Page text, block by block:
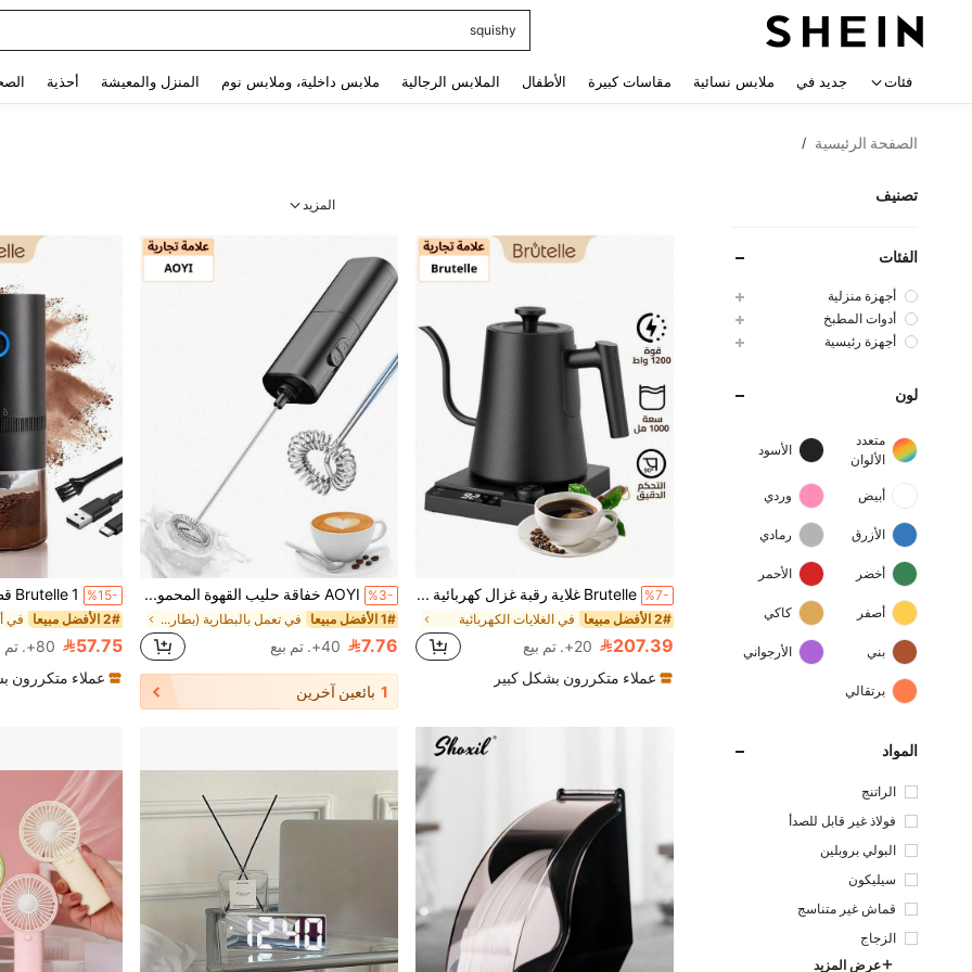
squishy
فئات جديد في ملابس نسائية مقاسات كبيرة الأطفال الملابس الرجالية ملابس داخلية، وملابس نوم المنزل والمعيشة أحذية
الصفحة الرئيسية /
تصنيف
الفئات
أجهزة منزلية
أدوات المطبخ
أجهزة رئيسية
لون
متعدد
الألوان
الأسود
أبيض وردي
الأزرق رمادي
أخضر الأحمر
أصفر كاكي
بني الأرجواني
برتقالي
المواد
الراتنج
فولاذ غير قابل للصدأ
البولي بروبلين
سيليكون
قماش غير متناسج
الزجاج
عرض المزيد
المزيد
%7- Brutelle غلاية رقبة غزال كهربائية سريعة التسخين 1200 واط، التحكم في درجة الحرارة، إيقاف تلقائي، الاحتفاظ بالدفء بلمسة واحدة، 1000 مل من الفولاذ المقاوم للصدأ، أسود
2# الأفضل مبيعا في الغلايات الكهربائية
207.39 20+. تم بيع
عملاء متكررون بشكل كبير
%3- AOYI خفاقة حليب القهوة المحمولة، خلاط مشروبات يدوي صغير، رأس خفق من الفولاذ المقاوم للصدأ، خفاقة بيض كهربائية، إكسسوار مطبخ، تحريك يعمل بالبطارية - لاتيه، كابتشينو، ماتشا، خفاقة حليب الشوكولاتة الساخنة (بطاريات AA غير مشمولة)
1# الأفضل مبيعا في تعمل بالبطارية (بطاريات أخرى) خلاطات المطبخ
7.76 40+. تم بيع
1 بائعين آخرين
%15-
2# الأفضل مبيعا في
57.75 80+. تم بيع
عملاء متكررون